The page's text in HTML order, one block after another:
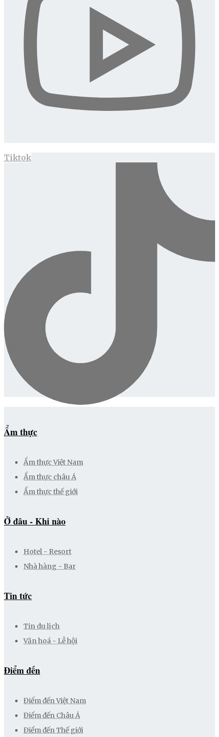
Tiktok
Ẩm thực
Ẩm thực Việt Nam
Ẩm thực châu Á
Ẩm thực thế giới
Ở đâu - Khi nào
Hotel - Resort
Nhà hàng - Bar
Tin tức
Tin du lịch
Văn hoá - Lễ hội
Điểm đến
Điểm đến Việt Nam
Điểm đến Châu Á
Điểm đến Thế giới